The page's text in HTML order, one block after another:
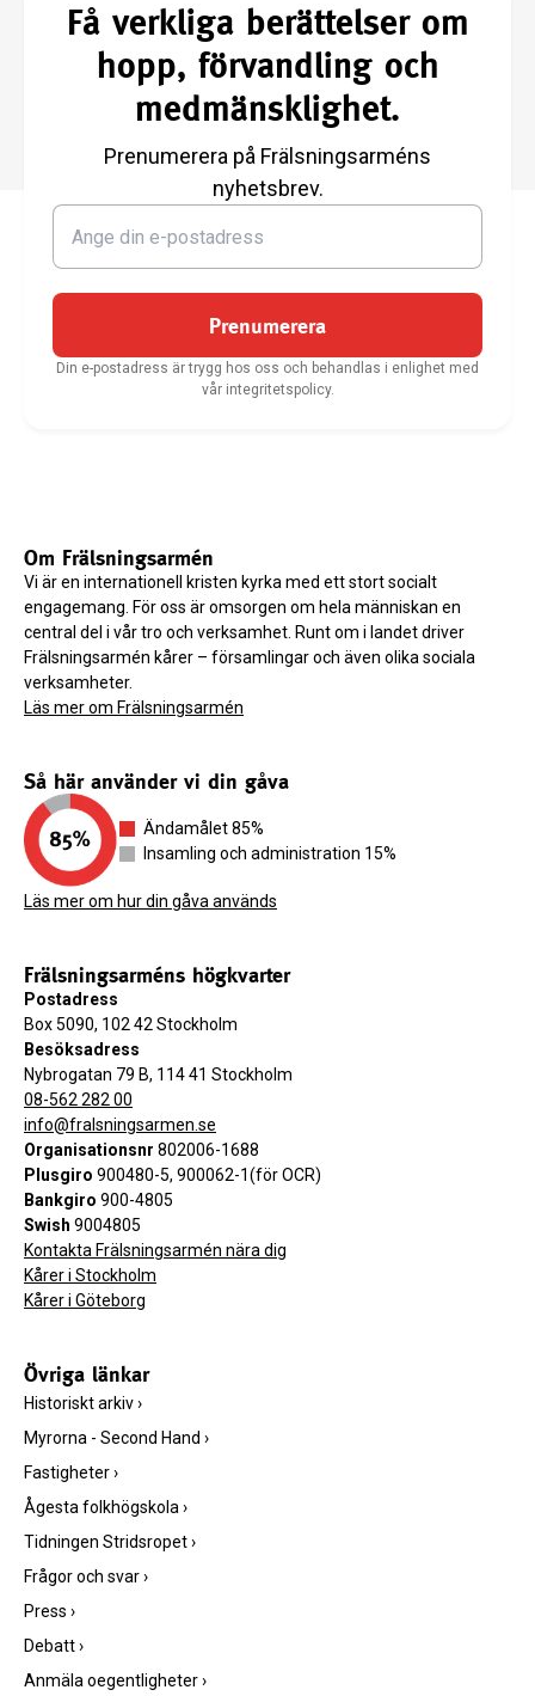
Få verkliga berättelser om
hopp, förvandling och
medmänsklighet.
Prenumerera på Frälsningsarméns
nyhetsbrev.
Prenumerera
Din e-postadress är trygg hos oss och behandlas i enlighet med
vår integritetspolicy.
Om Frälsningsarmén
Vi är en internationell kristen kyrka med ett stort socialt
engagemang. För oss är omsorgen om hela människan en
central del i vår tro och verksamhet. Runt om i landet driver
Frälsningsarmén kårer – församlingar och även olika sociala
verksamheter.
Läs mer om Frälsningsarmén
Så här använder vi din gåva
Ändamålet 85%
Insamling och administration 15%
Läs mer om hur din gåva används
Frälsningsarméns högkvarter
Postadress
Box 5090, 102 42 Stockholm
Besöksadress
Nybrogatan 79 B, 114 41 Stockholm
08-562 282 00
info@fralsningsarmen.se
Organisationsnr 802006-1688
Plusgiro 900480-5, 900062-1(för OCR)
Bankgiro 900-4805
Swish 9004805
Kontakta Frälsningsarmén nära dig
Kårer i Stockholm
Kårer i Göteborg
Övriga länkar
Historiskt arkiv›
Myrorna - Second Hand ›
Fastigheter›
Ågesta folkhögskola›
Tidningen Stridsropet›
Frågor och svar›
Press ›
Debatt›
Anmäla oegentligheter›